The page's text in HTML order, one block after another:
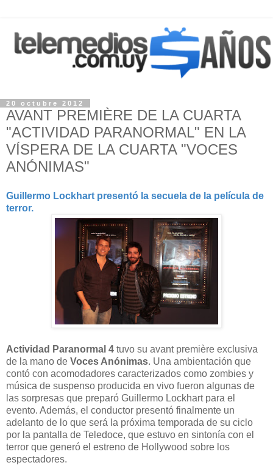
20 octubre 2012
AVANT PREMIÈRE DE LA CUARTA
"ACTIVIDAD PARANORMAL" EN LA
VÍSPERA DE LA CUARTA "VOCES
ANÓNIMAS"
Guillermo Lockhart presentó la secuela de la película de
terror.
Actividad Paranormal 4 tuvo su avant première exclusiva
de la mano de Voces Anónimas. Una ambientación que
contó con acomodadores caracterizados como zombies y
música de suspenso producida en vivo fueron algunas de
las sorpresas que preparó Guillermo Lockhart para el
evento. Además, el conductor presentó finalmente un
adelanto de lo que será la próxima temporada de su ciclo
por la pantalla de Teledoce, que estuvo en sintonía con el
terror que generó el estreno de Hollywood sobre los
espectadores.